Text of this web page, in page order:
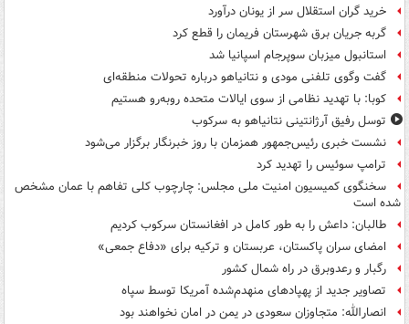
خرید گران استقلال سر از یونان درآورد
گربه جریان برق شهرستان فریمان را قطع کرد
استانبول میزبان سوپرجام اسپانیا شد
گفت وگوی تلفنی مودی و نتانیاهو درباره تحولات منطقه‌ای
کوبا: با تهدید نظامی از سوی ایالات متحده روبه‌رو هستیم
توسل رفیق آرژانتینی نتانیاهو به سرکوب
نشست خبری رئیس‌جمهور همزمان با روز خبرنگار برگزار می‌شود
ترامپ سوئیس را تهدید کرد
سخنگوی کمیسیون امنیت ملی مجلس: چارچوب کلی تفاهم با عمان مشخص
شده است
طالبان: داعش را به طور کامل در افغانستان سرکوب کردیم
امضای سران پاکستان، عربستان و ترکیه برای «دفاع جمعی»
رگبار و رعدوبرق در راه شمال کشور
تصاویر جدید از پهپادهای منهدم‌شده آمریکا توسط سپاه
انصارالله: متجاوزان سعودی در یمن در امان نخواهند بود